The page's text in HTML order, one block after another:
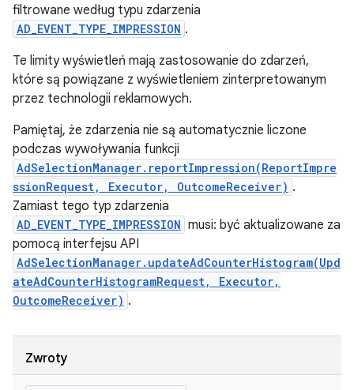
filtrowane według typu zdarzenia
AD_EVENT_TYPE_IMPRESSION .
Te limity wyświetleń mają zastosowanie do zdarzeń,
które są powiązane z wyświetleniem zinterpretowanym
przez technologii reklamowych.
Pamiętaj, że zdarzenia nie są automatycznie liczone
podczas wywoływania funkcji
AdSelectionManager.reportImpression(ReportImpre
ssionRequest, Executor, OutcomeReceiver) .
Zamiast tego typ zdarzenia
AD_EVENT_TYPE_IMPRESSION musi: być aktualizowane za
pomocą interfejsu API
AdSelectionManager.updateAdCounterHistogram(Upd
ateAdCounterHistogramRequest, Executor,
OutcomeReceiver) .
Zwroty